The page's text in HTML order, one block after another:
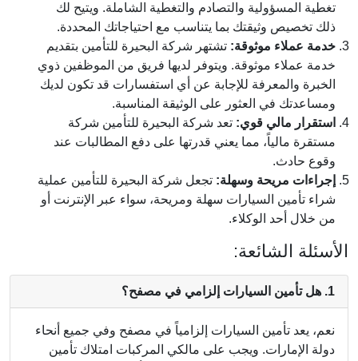
تغطية المسؤولية والتصادم والتغطية الشاملة. ويتيح لك
ذلك تخصيص وثيقتك بما يتناسب مع احتياجاتك المحددة.
خدمة عملاء موثوقة: تشتهر شركة البحيرة للتأمين بتقديم
خدمة عملاء موثوقة. ويتوفر لديها فريق من الموظفين ذوي
الخبرة والمعرفة للإجابة عن أي استفسارات قد تكون لديك
ومساعدتك في العثور على الوثيقة المناسبة.
استقرار مالي قوي: تعد شركة البحيرة للتأمين شركة
مستقرة مالياً، مما يعني قدرتها على دفع المطالبات عند
وقوع حادث.
إجراءات مريحة وسهلة: تجعل شركة البحيرة للتأمين عملية
شراء تأمين السيارات سهلة ومريحة، سواء عبر الإنترنت أو
من خلال أحد الوكلاء.
الأسئلة الشائعة:
1. هل تأمين السيارات إلزامي في مصفح؟
نعم، يعد تأمين السيارات إلزامياً في مصفح وفي جميع أنحاء
دولة الإمارات. ويجب على مالكي المركبات امتلاك تأمين